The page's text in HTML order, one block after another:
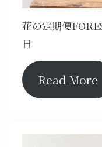
花の定期便
日
Read More